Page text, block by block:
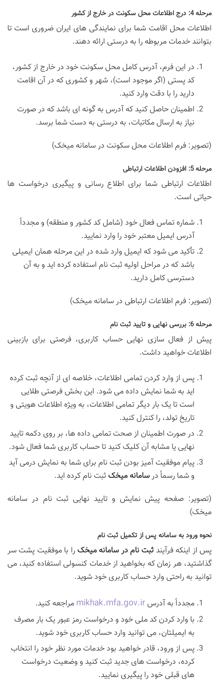
مرحله 4: درج اطلاعات محل سکونت در خارج از کشور
اطلاعات محل اقامت شما برای نمایندگی های ایران ضروری است تا
بتوانند خدمات مربوطه را به درستی ارائه دهند.
در این فرم، آدرس کامل محل سکونت خود در خارج از کشور،
کد پستی (اگر موجود است)، شهر و کشوری که در آن اقامت
دارید را با دقت وارد کنید.
اطمینان حاصل کنید که آدرس به گونه ای باشد که در صورت
نیاز به ارسال مکاتبات، به درستی به دست شما برسد.
(تصویر: فرم اطلاعات محل سکونت در سامانه میخک)
مرحله 5: افزودن اطلاعات ارتباطی
اطلاعات ارتباطی شما برای اطلاع رسانی و پیگیری درخواست ها
حیاتی است.
شماره تماس فعال خود (شامل کد کشور و منطقه) و مجدداً
آدرس ایمیل معتبر خود را وارد نمایید.
تأکید می شود که ایمیل وارد شده در این مرحله همان ایمیلی
باشد که در مراحل اولیه ثبت نام استفاده کرده اید و به آن
دسترسی کامل دارید.
(تصویر: فرم اطلاعات ارتباطی در سامانه میخک)
مرحله 6: بررسی نهایی و تایید ثبت نام
پیش از فعال سازی نهایی حساب کاربری، فرصتی برای بازبینی
اطلاعات خواهید داشت.
پس از وارد کردن تمامی اطلاعات، خلاصه ای از آنچه ثبت کرده
اید به شما نمایش داده می شود. این بخش فرصتی طلایی
است تا یک بار دیگر تمامی اطلاعات، به ویژه اطلاعات هویتی و
تاریخ تولد، را کنترل کنید.
در صورت اطمینان از صحت تمامی داده ها، بر روی دکمه تایید
نهایی یا مشابه آن کلیک کنید تا حساب کاربری شما فعال شود.
پیام موفقیت آمیز بودن ثبت نام برای شما به نمایش درمی آید
و شما رسماً درسامانه میخک ثبت نام کرده اید.
(تصویر: صفحه پیش نمایش و تایید نهایی ثبت نام در سامانه
میخک)
نحوه ورود به سامانه پس از تکمیل ثبت نام
پس از اینکه فرآیند ثبت نام در سامانه میخک را با موفقیت پشت سر
گذاشتید، هر زمان که بخواهید از خدمات کنسولی استفاده کنید، می
توانید به راحتی وارد حساب کاربری خود شوید.
مجدداً به آدرس mikhak.mfa.gov.ir مراجعه کنید.
با وارد کردن کد ملی خود و درخواست رمز عبور یک بار مصرف
به ایمیلتان، می توانید وارد حساب کاربری خود شوید.
پس از ورود، قادر خواهید بود خدمات مورد نظر خود را انتخاب
کرده، درخواست های جدید ثبت کنید و وضعیت درخواست
های قبلی خود را پیگیری نمایید.